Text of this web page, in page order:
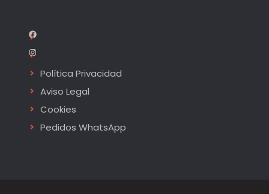
Facebook
Instagram
Política Privacidad
Aviso Legal
Cookies
Pedidos WhatsApp